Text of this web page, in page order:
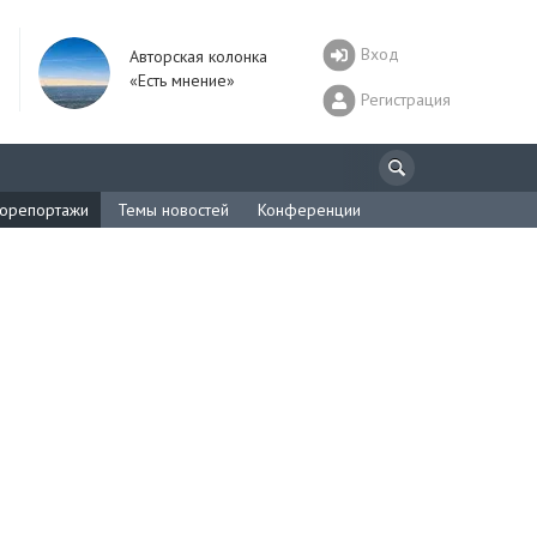
Авторская колонка
«Есть мнение»
Вход
Регистрация
Темы новостей Конференции